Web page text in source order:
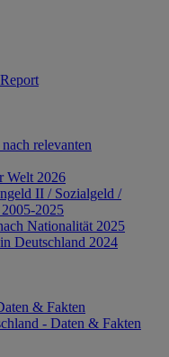
relevanten
Welt 2026
II / Sozialgeld /
2025
Nationalität 2025
Deutschland 2024
& Fakten
- Daten & Fakten